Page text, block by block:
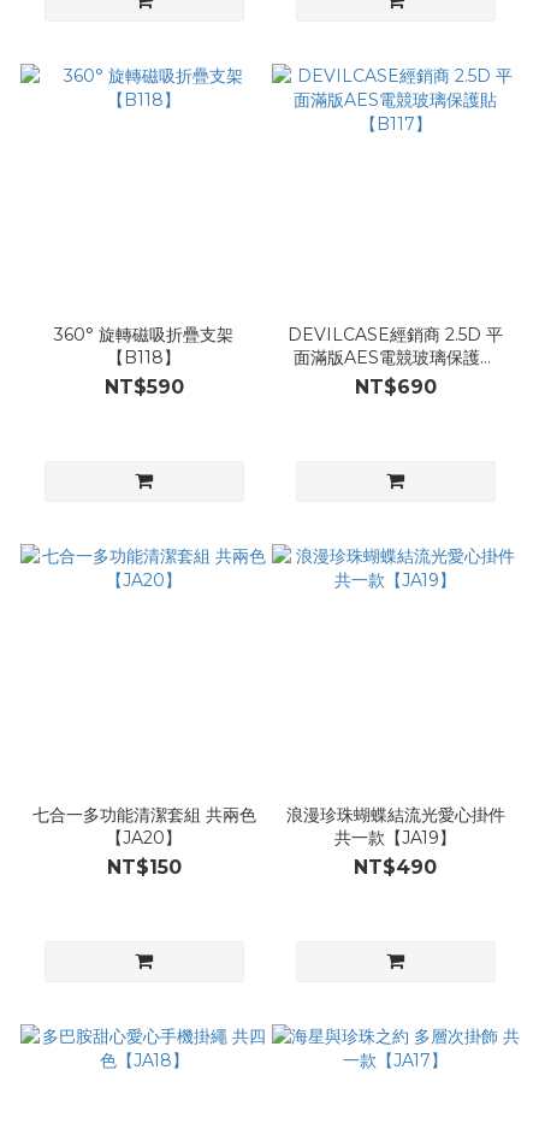
360° 旋轉磁吸折疊支架
【B118】
NT$590
DEVILCASE經銷商 2.5D 平
面滿版AES電競玻璃保護貼
【B117】
NT$690
七合一多功能清潔套組 共兩色
【JA20】
NT$150
浪漫珍珠蝴蝶結流光愛心掛件
共一款【JA19】
NT$490